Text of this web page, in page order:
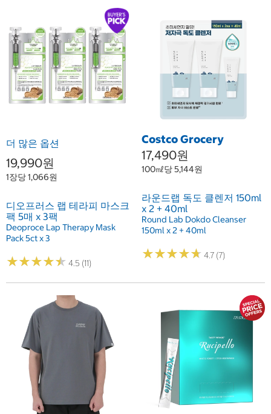
더 많은 옵션
19,990원
1장당 1,066원
디오프러스 랩 테라피 마스크
팩 5매 x 3팩
Deoproce Lap Therapy Mask
Pack 5ct x 3
★★★★★
★★★★★ 4.5 (11)
Costco Grocery
17,490원
100㎖당 5,144원
라운드랩 독도 클렌저 150ml
x 2 + 40ml
Round Lab Dokdo Cleanser
150ml x 2 + 40ml
★★★★★
★★★★★ 4.7 (7)